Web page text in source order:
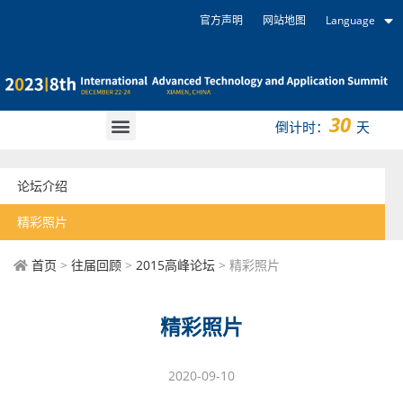
官方声明 网站地图 Language
倒计时： 30 天
论坛介绍
精彩照片
首页 > 往届回顾 > 2015高峰论坛 > 精彩照片
精彩照片
2020-09-10